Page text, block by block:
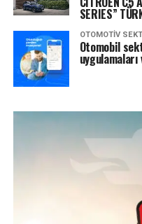
SERIES”
OTOMOTIV
Otomobil